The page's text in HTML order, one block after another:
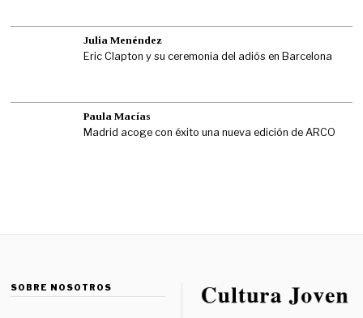
Julia Menéndez
Eric Clapton y su ceremonia del adiós en Barcelona
Paula Macías
Madrid acoge con éxito una nueva edición de ARCO
SOBRE NOSOTROS